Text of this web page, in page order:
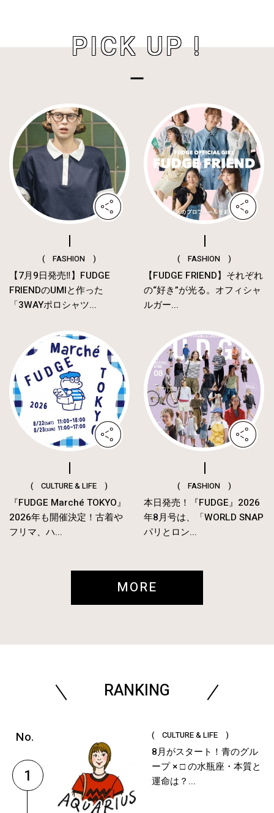
PICK UP !
( FASHION )
【7月9日発売‼︎】FUDGE
FRIENDのUMIと作った
「3WAYポロシャツ...
( FASHION )
【FUDGE FRIEND】それぞれ
の“好き”が光る。オフィシャ
ルガー...
( CULTURE & LIFE )
『FUDGE Marché TOKYO』
2026年も開催決定！古着や
フリマ、ハ...
( FASHION )
本日発売！『FUDGE』2026
年8月号は、「WORLD SNAP
パリとロン...
MORE
RANKING
1
( CULTURE & LIFE )
8月がスタート！青のグル
ープ × □ の水瓶座・本質と
運命は？...